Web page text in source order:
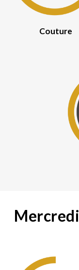
Couture
Mercredi